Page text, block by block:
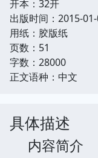
开本：32开
出版时间：2015-01-
用纸：胶版纸
页数：51
字数：28000
正文语种：中文
具体描述
内容简介